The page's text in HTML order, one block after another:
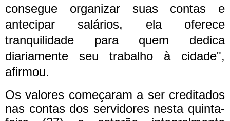
consegue organizar suas contas e
antecipar salários, ela oferece
tranquilidade para quem dedica
diariamente seu trabalho à cidade",
afirmou.
Os valores começaram a ser creditados
nas contas dos servidores nesta quinta-